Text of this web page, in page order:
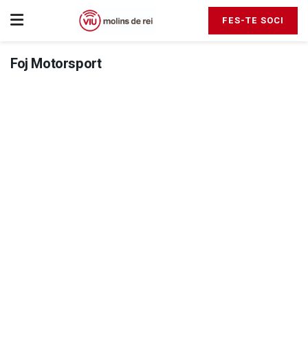
FES-TE SOCI
Foj Motorsport